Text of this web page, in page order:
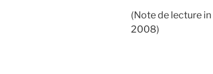
(Note de lecture in
2008)